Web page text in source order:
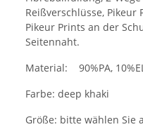
Reißverschlüsse, Pikeur
Pikeur Prints an der
Seitennaht.
Material: 90%PA,
Farbe: deep khaki
Größe: bitte wählen Sie